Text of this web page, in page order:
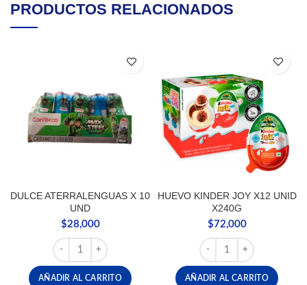
PRODUCTOS RELACIONADOS
DULCE ATERRALENGUAS X 10
UND
$28,000
DULCE ATERRALENGUAS X 10 UND cantidad
AÑADIR AL CARRITO
HUEVO KINDER JOY X12 UNID
X240G
$72,000
HUEVO KINDER JOY
AÑADIR AL CARRITO